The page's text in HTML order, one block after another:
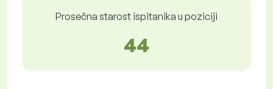
Prosečna starost ispitanika u poziciji
44